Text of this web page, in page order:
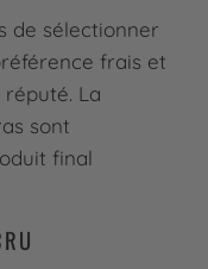
de sélectionner
frais et
La
sont
final